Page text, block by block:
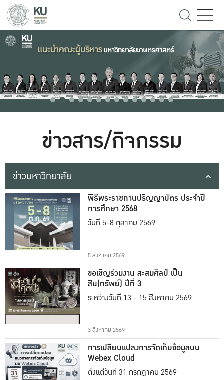
ข่าวสาร/กิจกรรม
ข่าวมหาวิทยาลัย
พิธีพระราชทานปริญญาบัตร ประจำปี
การศึกษา 2568
วันที่ 5-8 ตุลาคม 2569
5 สิงหาคม 2569
ขอเชิญร่วมงาน สะสมศิลป์ เป็น
สิน(ทรัพย์) ปีที่ 3
ระหว่างวันที่ 13 - 15 สิงหาคม 2569
3 สิงหาคม 2569
การเปลี่ยนแปลงการจัดเก็บข้อมูลบน
Webex Cloud
ตั้งแต่วันที่ 31 กรกฎาคม 2569